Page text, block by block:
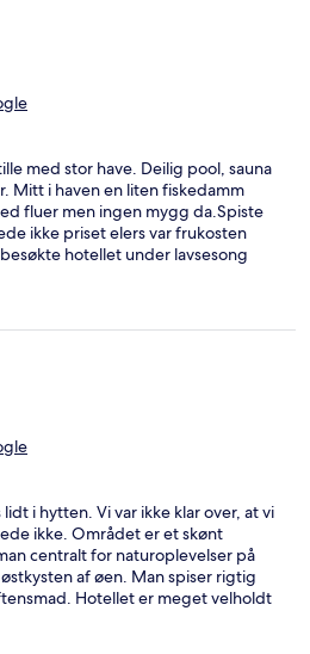
med stor have. Deilig pool, sauna
Mitt i haven en liten fiskedamm
fluer men ingen mygg da.Spiste
ikke priset elers var frukosten
hotellet under lavsesong
motsvarede priset vi betalte.Ett så
med prisnivået. Men vertskapet
i hytten. Vi var ikke klar over, at vi
ikke. Området er et skønt
centralt for naturoplevelser på
af øen. Man spiser rigtig
Hotellet er meget velholdt
betjening, og så er man lidt
op og ned af vestkysten på Öland.